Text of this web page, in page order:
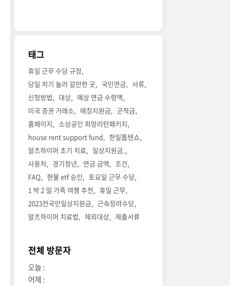
태그
휴일 근무 수당 규정
당일 치기 놀러 갈만한 곳
국민연금
서류
신청방법
대상
예상 연금 수령액
미국 증권 거래소
매칭지원금
군적금
홈페이지
소상공인 희망리턴패키지
house rent support fund
한일톱텐쇼
알츠하이머 초기 치료
일상지원금.
사용처
경기청년 연금 금액
조건
FAQ
현물 etf 승인
토요일 근무 수당
1 박 2 일 가족 여행 추천
휴일 근무
2023전국민일상지원금
근속장려수당
알츠하이머 치료법
제외대상 제출서류
전체 방문자
오늘 :
어제 :